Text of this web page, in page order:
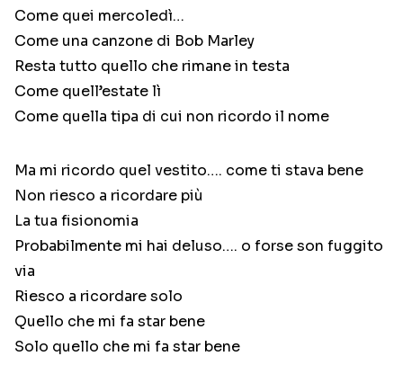
Come quei mercoledì…
Come una canzone di Bob Marley
Resta tutto quello che rimane in testa
Come quell’estate lì
Come quella tipa di cui non ricordo il nome
Ma mi ricordo quel vestito…. come ti stava bene
Non riesco a ricordare più
La tua fisionomia
Probabilmente mi hai deluso…. o forse son fuggito
via
Riesco a ricordare solo
Quello che mi fa star bene
Solo quello che mi fa star bene